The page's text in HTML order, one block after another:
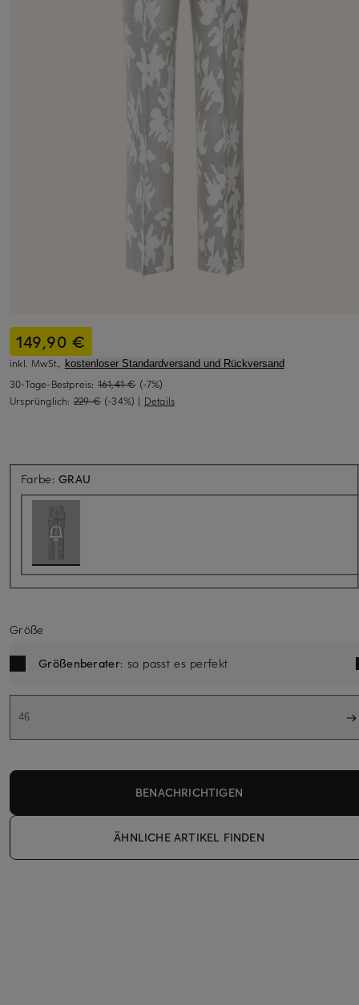
149,90 €
inkl. MwSt., kostenloser Standardversand und Rückversand
30-Tage-Bestpreis: 161,41 € (-7%)
Ursprünglich: 229 € (-34%) | Details
Farbe:GRAU
Größe
Größenberater: so passt es perfekt
46
BENACHRICHTIGEN
ÄHNLICHE ARTIKEL FINDEN